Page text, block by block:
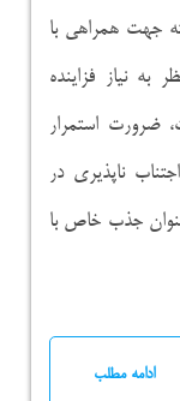
جهت همراهی با
به نیاز فزاینده
ضرورت استمرار
ناپذیری در
جذب خاص با
ادامه مطلب